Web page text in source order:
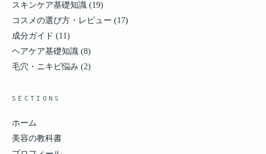
スキンケア基礎知識 (19)
コスメの選び方・レビュー (17)
成分ガイド (11)
ヘアケア基礎知識 (8)
毛穴・ニキビ悩み (2)
SECTIONS
ホーム
美容の教科書